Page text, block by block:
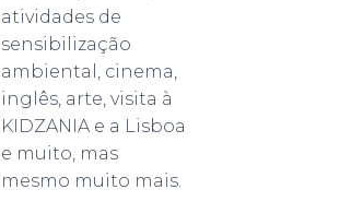
atividades de
sensibilização
ambiental, cinema,
inglês, arte, visita à
KIDZANIA e a Lisboa
e muito, mas
mesmo muito mais.